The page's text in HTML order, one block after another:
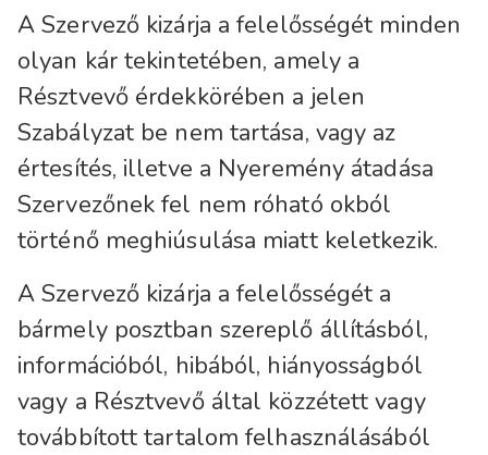
A Szervező kizárja a felelősségét minden
olyan kár tekintetében, amely a
Résztvevő érdekkörében a jelen
Szabályzat be nem tartása, vagy az
értesítés, illetve a Nyeremény átadása
Szervezőnek fel nem róható okból
történő meghiúsulása miatt keletkezik.
A Szervező kizárja a felelősségét a
bármely posztban szereplő állításból,
információból, hibából, hiányosságból
vagy a Résztvevő által közzétett vagy
továbbított tartalom felhasználásából